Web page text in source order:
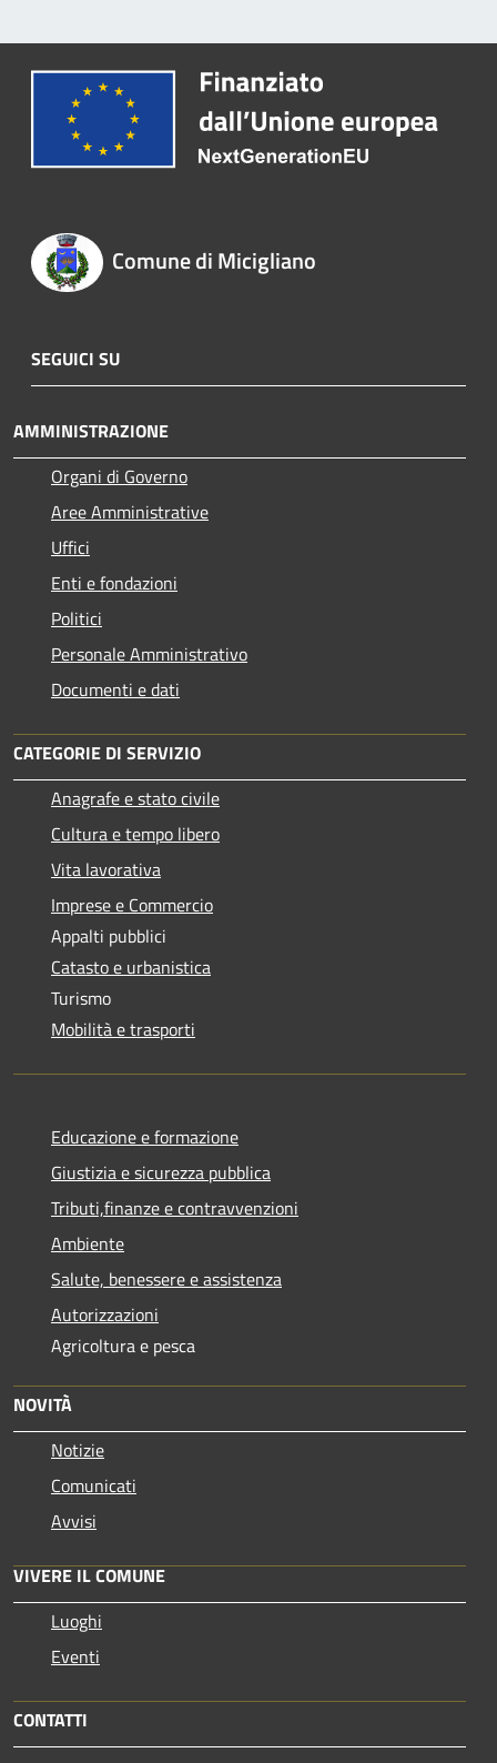
Comune di Micigliano
SEGUICI SU
AMMINISTRAZIONE
Organi di Governo
Aree Amministrative
Uffici
Enti e fondazioni
Politici
Personale Amministrativo
Documenti e dati
CATEGORIE DI SERVIZIO
Anagrafe e stato civile
Cultura e tempo libero
Vita lavorativa
Imprese e Commercio
Appalti pubblici
Catasto e urbanistica
Turismo
Mobilità e trasporti
Educazione e formazione
Giustizia e sicurezza pubblica
Tributi,finanze e contravvenzioni
Ambiente
Salute, benessere e assistenza
Autorizzazioni
Agricoltura e pesca
NOVITÀ
Notizie
Comunicati
Avvisi
VIVERE IL COMUNE
Luoghi
Eventi
CONTATTI